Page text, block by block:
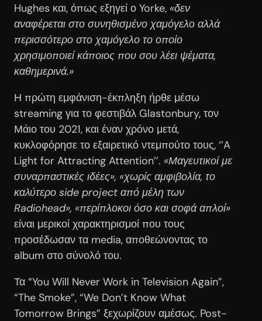
Hughes και, όπως εξηγεί ο Yorke, «δεν
αναφέρεται στο συνηθισμένο χαμόγελο αλλά
περισσότερο στο χαμόγελο το οποίο
χρησιμοποιεί κάποιος που σου λέει ψέματα,
καθημερινά.»
Η πρώτη εμφάνιση-έκπληξη ήρθε μέσω
streaming για το φεστιβάλ Glastonbury, τον
Μάιο του 2021, και έναν χρόνο μετά,
κυκλοφόρησε το εξαιρετικό ντεμπούτο τους, ‘’A
Light for Attracting Attention’’. «Μαγευτικοί με
συναρπαστικές ιδέες», «χωρίς αμφιβολία, το
καλύτερο side project από μέλη των
Radiohead», «περίπλοκοι όσο και σοφά απλοί»
είναι μερικοί χαρακτηρισμοί που τους
προσέδωσαν τα media, αποθεώνοντας το
album στο σύνολό του.
Τα “You Will Never Work in Television Again”,
“The Smoke”, “We Don’t Know What
Tomorrow Brings” ξεχωρίζουν αμέσως. Post-